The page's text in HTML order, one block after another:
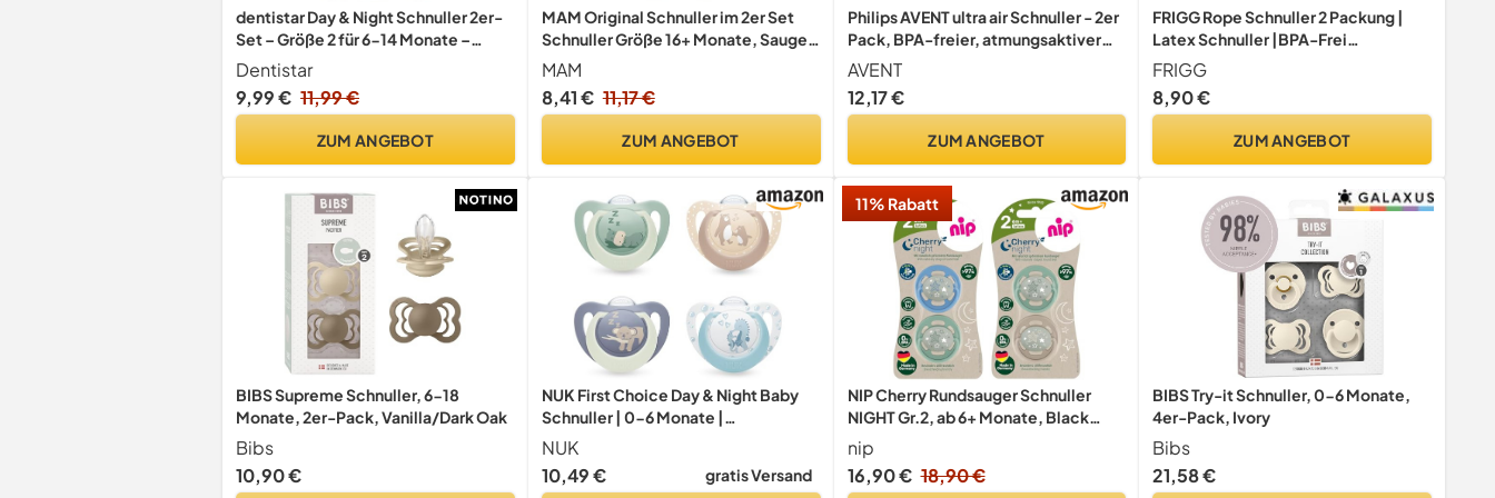
dentistar Day & Night Schnuller 2er-
Set – Größe 2 für 6-14 Monate –
Zahn- & kieferfreundlicher Silikon
Schnuller – Mit Leuchtschnuller für
die Nacht – Elfenbein & Grün mit
Dentistar
9,99 € 11,99 €
ZUM ANGEBOT
MAM Original Schnuller im 2er Set
Schnuller Größe 16+ Monate, Sauger
aus SkinSoft Silikon, bio-rund, mit
Schnullerhülle, neutral
MAM
8,41 € 11,17 €
ZUM ANGEBOT
Philips AVENT ultra air Schnuller - 2er
Pack, BPA-freier, atmungsaktiver
Schnuller für Babys von 0-6
Monaten, inklusive Transport- und
Sterilisationsbox, grün/blau (Modell
AVENT
12,17 €
ZUM ANGEBOT
FRIGG Rope Schnuller 2 Packung |
Latex Schnuller |BPA-Frei
|Hergestellt in Dänemark |
Symmetrischer Sauger in Kirschform
(Ocean View/Powder Blue, Größe 1
FRIGG
8,90 €
ZUM ANGEBOT
BIBS Supreme Schnuller, 6-18
Monate, 2er-Pack, Vanilla/Dark Oak
Bibs
10,90 €
NUK First Choice Day & Night Baby
Schnuller | 0-6 Monate |
Orthodontische Schnuller, die im
Dunkeln leuchten | Beruhigt 99%
aller Babys** | Sortiert | 4 Stück
NUK
10,49 €
gratis Versand
11% Rabatt
NIP Cherry Rundsauger Schnuller
NIGHT Gr.2, ab 6+ Monate, Black
night & Milky White, leuchtet im
Dunkeln
nip
16,90 € 18,90 €
BIBS Try-it Schnuller, 0-6 Monate,
4er-Pack, Ivory
Bibs
21,58 €